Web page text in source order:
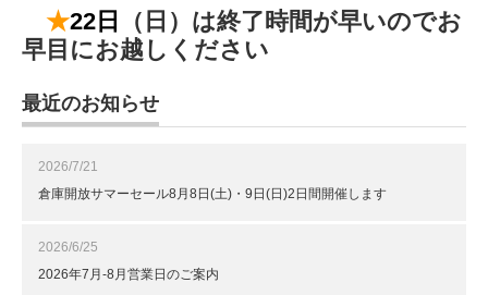
★22 日
（日）は終了時間が早いのでお
早目にお越しください
最近のお知らせ
2026/7/21
倉庫開放サマーセール8月8日(土)・9日(日)2日間開催します
2026/6/25
2026年7月-8月営業日のご案内